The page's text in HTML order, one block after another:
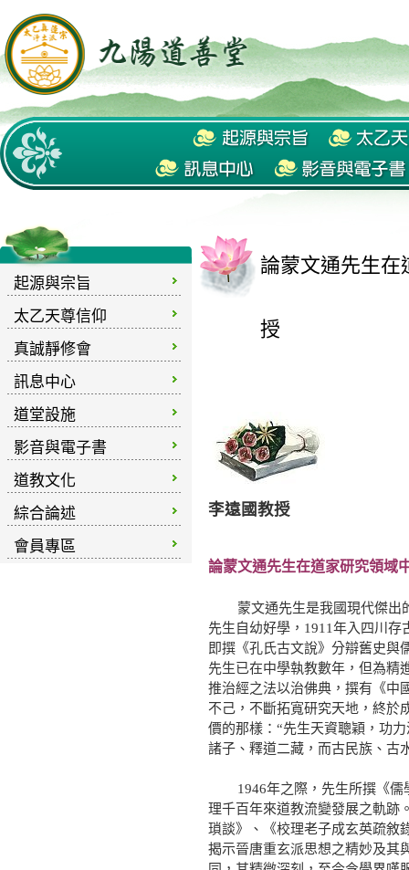
起源與宗旨
太乙天尊信仰
真誠靜修會
訊息中心
道堂設施
影音與電子書
道教文化
綜合論述
會員專區
論蒙文通先生在
授
李遠國教授
論蒙文通先生在道家研究領域
蒙文通先生是我國現代傑出的
先生自幼好學，1911年入四川
即撰《孔氏古文說》分辯舊史與
先生已在中學執教數年，但為精
推治經之法以治佛典，撰有《中
不己，不斷拓寬研究天地，終於
價的那樣：“先生天資聰穎，功
諸子、釋道二藏，而古民族、古
1946年之際，先生所撰《儒學
理千百年來道教流變發展之軌跡
瑣談》、《校理老子成玄英疏敘
揭示晉唐重玄派思想之精妙及其